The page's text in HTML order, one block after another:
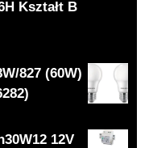
Kształt B
827 (60W)
12V